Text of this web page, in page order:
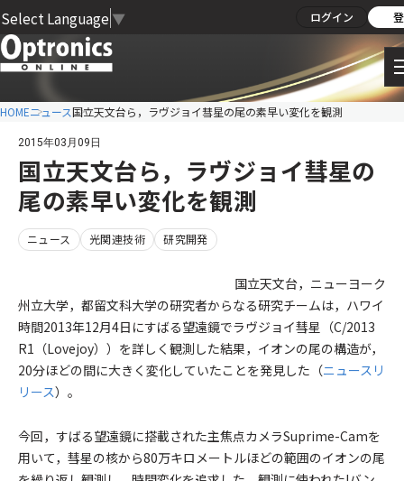
Select Language ▼ ログイン
HOMEニュース国立天文台ら，ラヴジョイ彗星の尾の素早い変化を観測
2015年03月09日
国立天文台ら，ラヴジョイ彗星の
尾の素早い変化を観測
ニュース 光関連技術 研究開発
国立天文台，ニューヨーク
州立大学，都留文科大学の研究者からなる研究チームは，ハワイ
時間2013年12月4日にすばる望遠鏡でラヴジョイ彗星（C/2013
R1（Lovejoy））を詳しく観測した結果，イオンの尾の構造が，
20分ほどの間に大きく変化していたことを発見した（ニュースリ
リース）。
今回，すばる望遠鏡に搭載された主焦点カメラSuprime-Camを
用いて，彗星の核から80万キロメートルほどの範囲のイオンの尾